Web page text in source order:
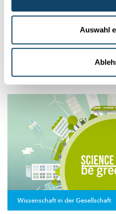
Auswahl
Vertrauen der
Wissenschaft weiter
Wie bewerten die Luxemburger
derCovid-Pandemie?Wie hoch
Wissenschaft in der Gesellschaft